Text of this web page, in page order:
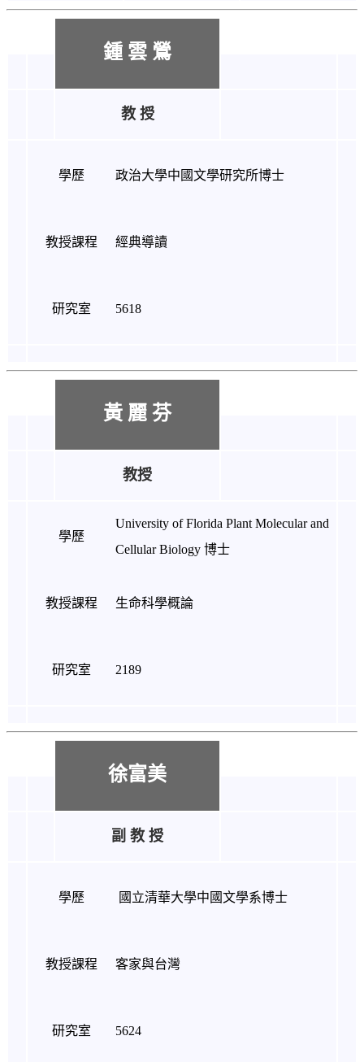
鍾 雲 鶯
教 授
學歷 政治大學中國文學研究所博士
教授課程 經典導讀
研究室 5618
黃 麗 芬
教授
學歷
University of Florida Plant Molecular and
Cellular Biology 博士
教授課程 生命科學概論
研究室 2189
徐富美
副 教 授
學歷 國立清華大學中國文學系博士
教授課程 客家與台灣
研究室 5624